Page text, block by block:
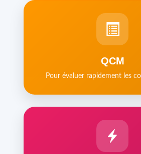
QCM
Pour évaluer rapidement les